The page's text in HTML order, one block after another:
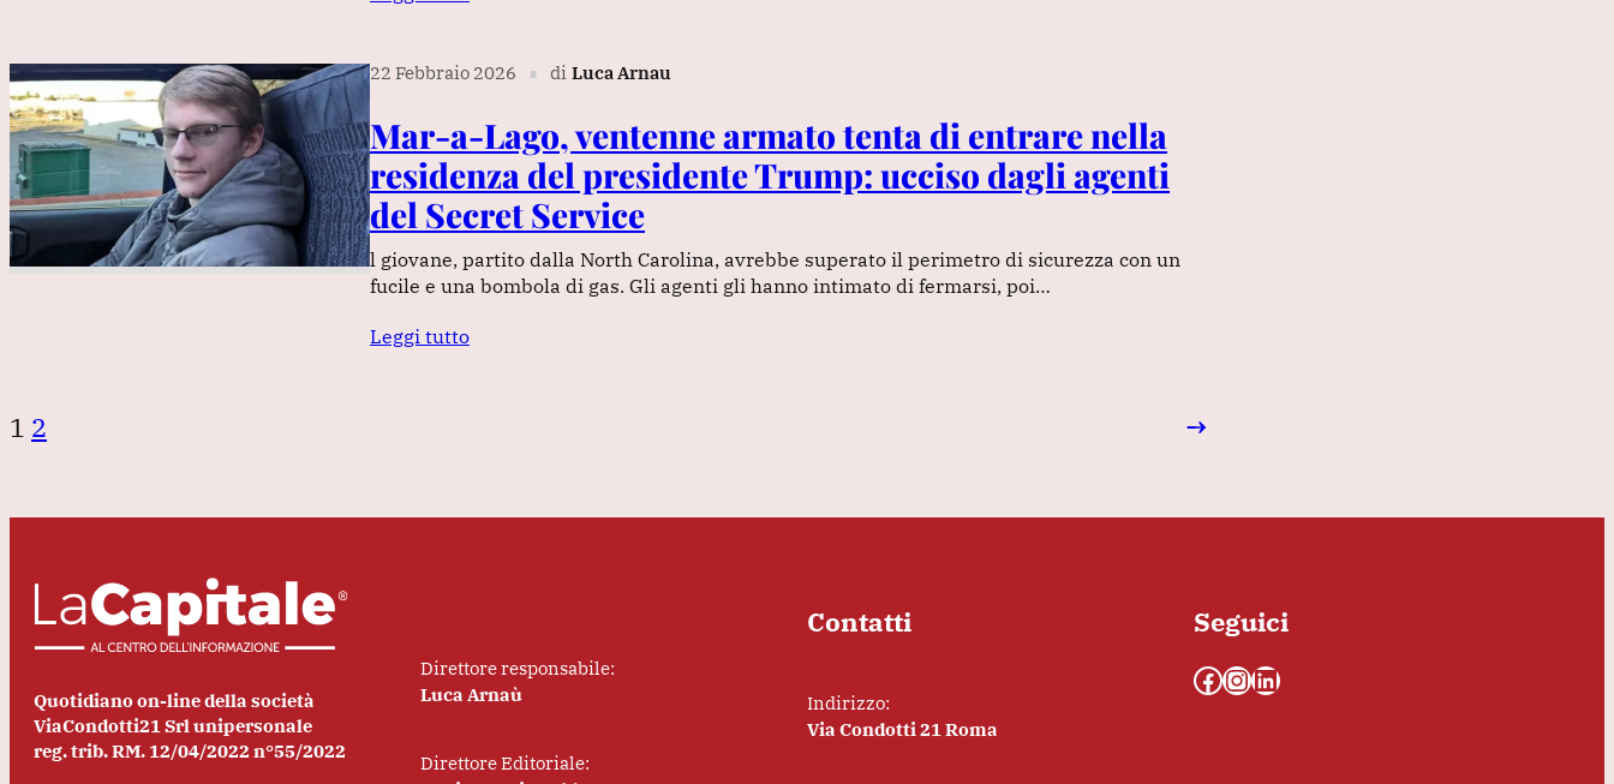
22 Febbraio 2026 ∎ di Luca Arnau
Mar-a-Lago, ventenne armato tenta di entrare nella
residenza del presidente Trump: ucciso dagli agenti
del Secret Service
l giovane, partito dalla North Carolina, avrebbe superato il perimetro di sicurezza con un
fucile e una bombola di gas. Gli agenti gli hanno intimato di fermarsi, poi…
Leggi tutto
1 2 →
Quotidiano on-line della società
ViaCondotti21 Srl unipersonale
reg. trib. RM. 12/04/2022 n°55/2022
Direttore responsabile:
Luca Arnaù
Direttore Editoriale:
Contatti
Indirizzo:
Via Condotti 21 Roma
Seguici
Facebook InstagramLinkedIn